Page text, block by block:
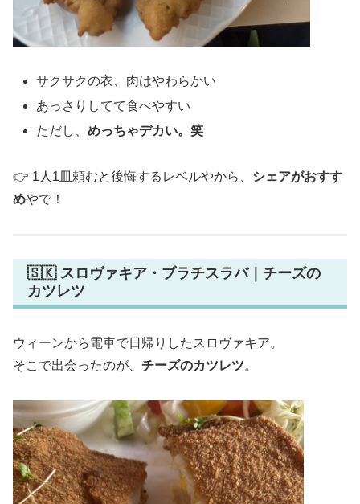
サクサクの衣、肉はやわらかい
あっさりしてて食べやすい
ただし、めっちゃデカい。笑
👉 1人1皿頼むと後悔するレベルやから、 シェアがおすす
めやで！
🇸🇰 スロヴァキア・ブラチスラバ｜チーズの
カツレツ
ウィーンから電車で日帰りしたスロヴァキア。
そこで出会ったのが、 チーズのカツレツ。